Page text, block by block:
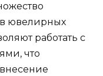
ювелирных
работать с
что